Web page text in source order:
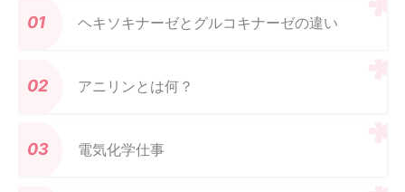
ヘキソキナーゼとグルコキナーゼの違い
アニリンとは何？
電気化学仕事